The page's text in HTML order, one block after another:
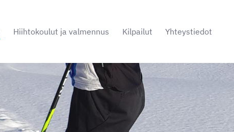
Hiihtokoulut ja valmennus Kilpailut Yhteystiedot